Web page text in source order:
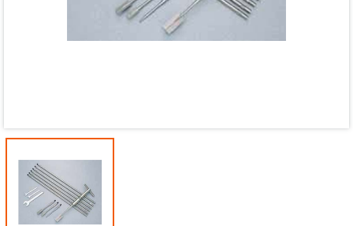
Ngày hết hạn:
Điều kiện: